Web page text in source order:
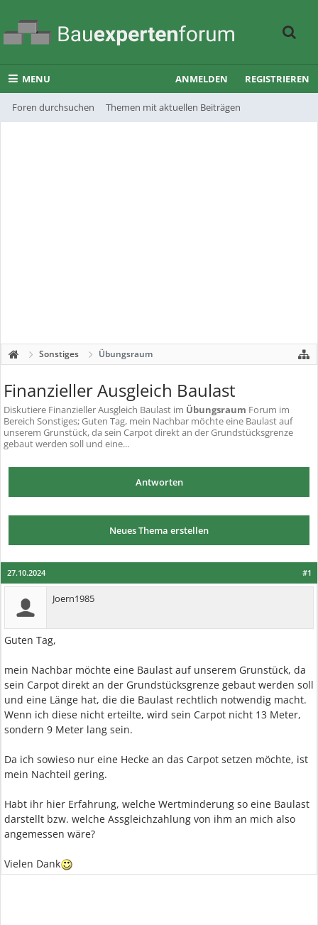
MENU
Foren durchsuchen Themen mit aktuellen Beiträgen
ANMELDEN REGISTRIEREN
Sonstiges Übungsraum
Finanzieller Ausgleich Baulast
Diskutiere Finanzieller Ausgleich Baulast im Übungsraum Forum im
Bereich Sonstiges; Guten Tag, mein Nachbar möchte eine Baulast auf
unserem Grunstück, da sein Carpot direkt an der Grundstücksgrenze
gebaut werden soll und eine...
Antworten
Neues Thema erstellen
#1
27.10.2024
Joern1985
Guten Tag,
mein Nachbar möchte eine Baulast auf unserem Grunstück, da
sein Carpot direkt an der Grundstücksgrenze gebaut werden soll
und eine Länge hat, die die Baulast rechtlich notwendig macht.
Wenn ich diese nicht erteilte, wird sein Carpot nicht 13 Meter,
sondern 9 Meter lang sein.
Da ich sowieso nur eine Hecke an das Carpot setzen möchte, ist
mein Nachteil gering.
Habt ihr hier Erfahrung, welche Wertminderung so eine Baulast
darstellt bzw. welche Assgleichzahlung von ihm an mich also
angemessen wäre?
Vielen Dank